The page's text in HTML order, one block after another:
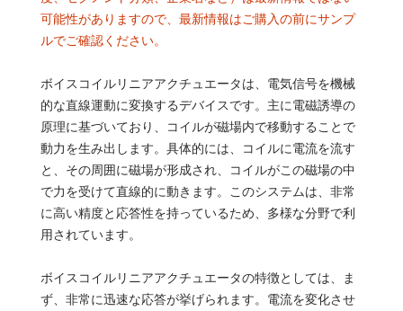
可能性がありますので、最新情報はご購入の前にサンプ
ルでご確認ください。
ボイスコイルリニアアクチュエータは、電気信号を機械
的な直線運動に変換するデバイスです。主に電磁誘導の
原理に基づいており、コイルが磁場内で移動することで
動力を生み出します。具体的には、コイルに電流を流す
と、その周囲に磁場が形成され、コイルがこの磁場の中
で力を受けて直線的に動きます。このシステムは、非常
に高い精度と応答性を持っているため、多様な分野で利
用されています。
ボイスコイルリニアアクチュエータの特徴としては、ま
ず、非常に迅速な応答が挙げられます。電流を変化させ